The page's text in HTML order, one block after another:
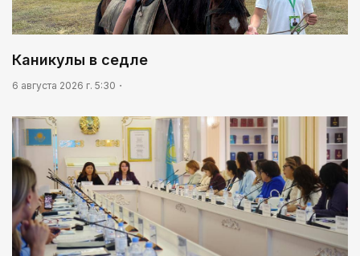
Каникулы в седле
6 августа 2026 г. 5:30